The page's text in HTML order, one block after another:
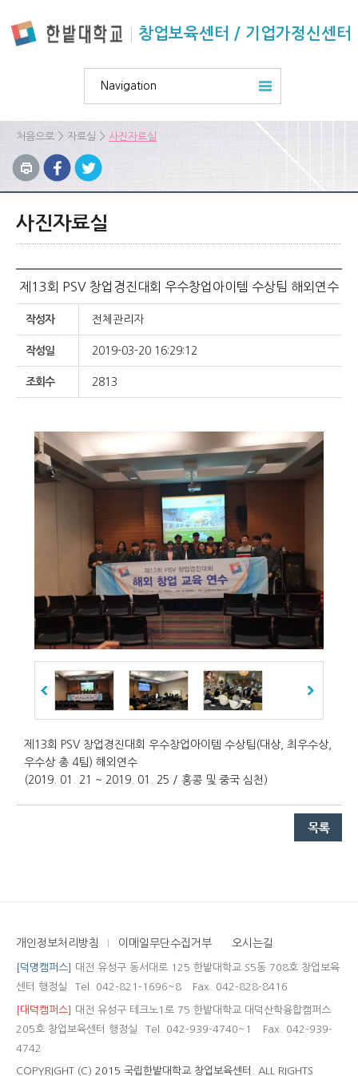
창업보육센터 / 기업가정신센터
Navigation
처음으로 > 자료실 > 사진자료실
사진자료실
제13회 PSV 창업경진대회 우수창업아이템 수상팀 해외연수
작성자 전체관리자
작성일 2019-03-20 16:29:12
조회수 2813
제13회 PSV 창업경진대회 우수창업아이템 수상팀(대상, 최우수상,
우수상 총 4팀) 해외연수
(2019. 01. 21 ~ 2019. 01. 25 / 홍콩 및 중국 심천)
개인정보처리방침 이메일무단수집거부 오시는길
[덕명캠퍼스]
대전 유성구 동서대로 125 한밭대학교 S5동 708호 창업보육
센터 행정실
Tel. 042-821-1696~8 Fax. 042-828-8416
[대덕캠퍼스]
대전 유성구 테크노1로 75 한밭대학교 대덕산학융합캠퍼스
205호 창업보육센터 행정실
Tel. 042-939-4740~1
Fax. 042-939-
4742
COPYRIGHT (C) 2015 국립한밭대학교 창업보육센터. ALL RIGHTS